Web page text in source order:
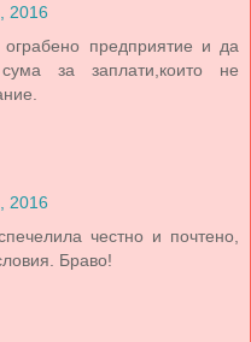
2016
предприятие и да
за заплати,които не
2016
честно и почтено,
Браво!